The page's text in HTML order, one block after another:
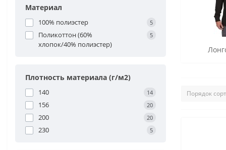
Материал
100% полиэстер 5
Поликоттон (60%
хлопок/40% полиэстер)
5
Плотность материала (г/м2)
140 14
156 20
200 20
230 5